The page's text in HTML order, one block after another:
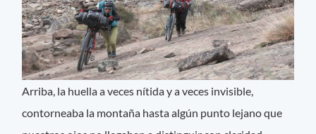
Arriba, la huella a veces nítida y a veces invisible,
contorneaba la montaña hasta algún punto lejano que